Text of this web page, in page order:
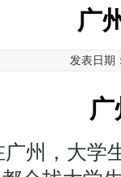
广
发表日期
广州，大学